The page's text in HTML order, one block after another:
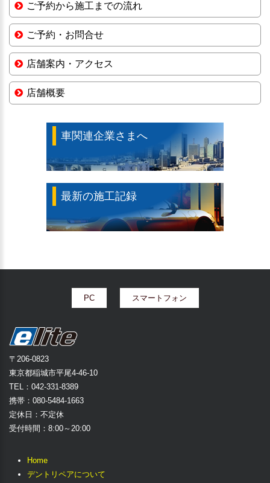
ご予約から施工までの流れ
ご予約・お問合せ
店舗案内・アクセス
店舗概要
車関連企業さまへ
最新の施工記録
PC スマートフォン
〒206-0823
東京都稲城市平尾4-46-10
TEL：042-331-8389
携帯：080-5484-1663
定休日：不定休
受付時間：8:00～20:00
Home
デントリペアについて